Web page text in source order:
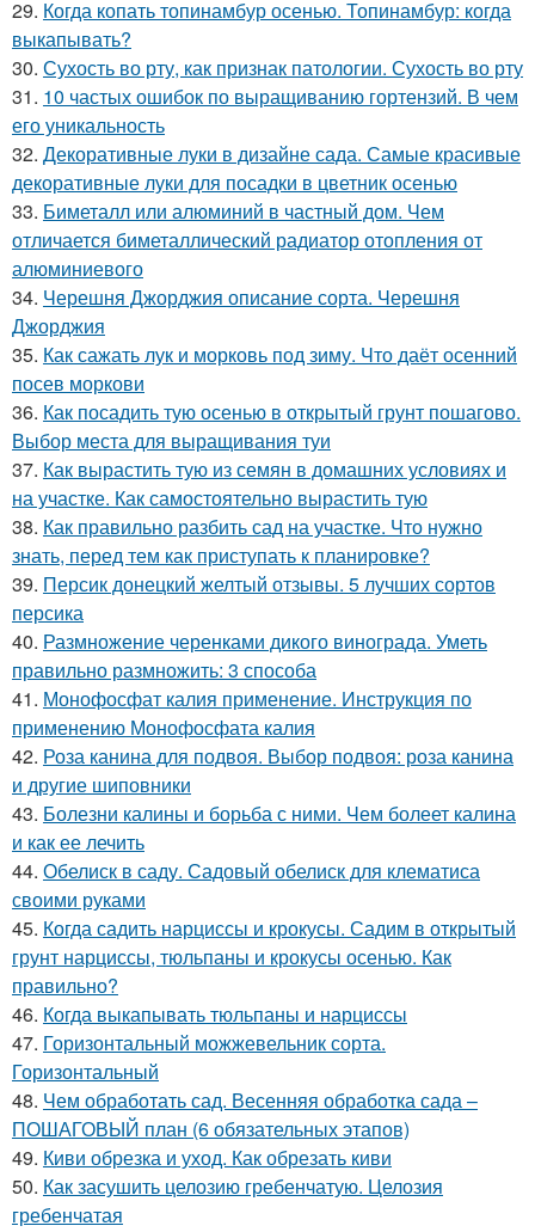
29. Когда копать топинамбур осенью. Топинамбур: когда
выкапывать?
30. Сухость во рту, как признак патологии. Сухость во рту
31. 10 частых ошибок по выращиванию гортензий. В чем
его уникальность
32. Декоративные луки в дизайне сада. Самые красивые
декоративные луки для посадки в цветник осенью
33. Биметалл или алюминий в частный дом. Чем
отличается биметаллический радиатор отопления от
алюминиевого
34. Черешня Джорджия описание сорта. Черешня
Джорджия
35. Как сажать лук и морковь под зиму. Что даёт осенний
посев моркови
36. Как посадить тую осенью в открытый грунт пошагово.
Выбор места для выращивания туи
37. Как вырастить тую из семян в домашних условиях и
на участке. Как самостоятельно вырастить тую
38. Как правильно разбить сад на участке. Что нужно
знать, перед тем как приступать к планировке?
39. Персик донецкий желтый отзывы. 5 лучших сортов
персика
40. Размножение черенками дикого винограда. Уметь
правильно размножить: 3 способа
41. Монофосфат калия применение. Инструкция по
применению Монофосфата калия
42. Роза канина для подвоя. Выбор подвоя: роза канина
и другие шиповники
43. Болезни калины и борьба с ними. Чем болеет калина
и как ее лечить
44. Обелиск в саду. Садовый обелиск для клематиса
своими руками
45. Когда садить нарциссы и крокусы. Садим в открытый
грунт нарциссы, тюльпаны и крокусы осенью. Как
правильно?
46. Когда выкапывать тюльпаны и нарциссы
47. Горизонтальный можжевельник сорта.
Горизонтальный
48. Чем обработать сад. Весенняя обработка сада –
ПОШАГОВЫЙ план (6 обязательных этапов)
49. Киви обрезка и уход. Как обрезать киви
50. Как засушить целозию гребенчатую. Целозия
гребенчатая